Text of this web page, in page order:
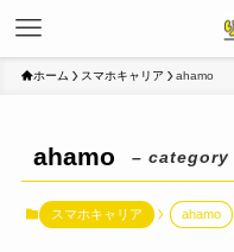
ホーム スマホキャリア ahamo
ahamo – category
スマホキャリア ahamo